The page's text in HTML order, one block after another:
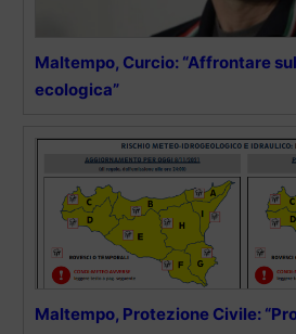
Maltempo, Curcio: “Affrontare
ecologica”
Maltempo, Protezione Civile: